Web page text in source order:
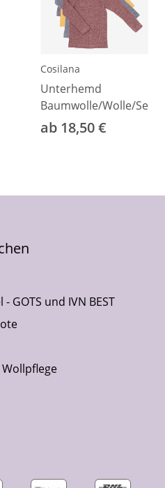
Cosilana
Unterhemd
Baumwolle/Wolle/Seide
ab 18,50 €
GOTS und IVN BEST